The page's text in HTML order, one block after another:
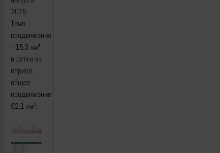
2025.
Темп
продвижения
+15,3 км²
в сутки за
период,
общее
продвижение
62,1 км².